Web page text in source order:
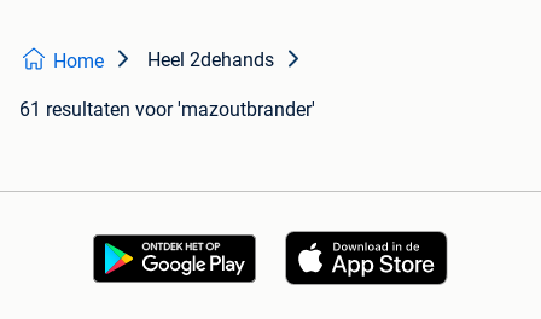
Home Heel 2dehands
61 resultaten voor 'mazoutbrander'